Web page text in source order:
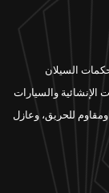
السيلان
الإنشائية والسيارات
ومقاوم للحريق، وعازل